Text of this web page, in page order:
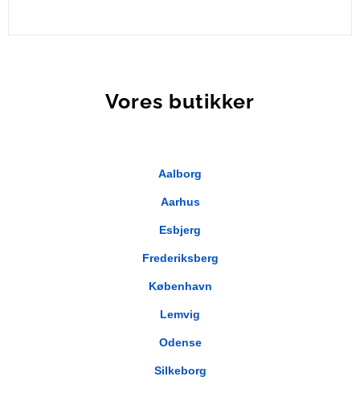
Vores butikker
Aalborg
Aarhus
Esbjerg
Frederiksberg
København
Lemvig
Odense
Silkeborg